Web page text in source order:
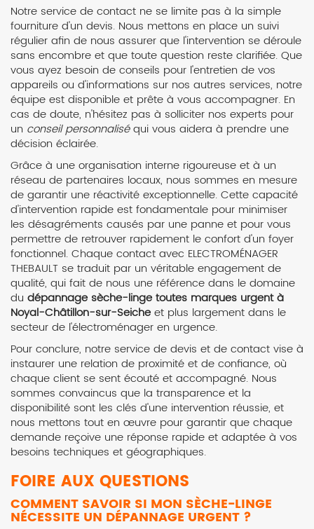
Notre service de contact ne se limite pas à la simple
fourniture d'un devis. Nous mettons en place un suivi
régulier afin de nous assurer que l'intervention se déroule
sans encombre et que toute question reste clarifiée. Que
vous ayez besoin de conseils pour l'entretien de vos
appareils ou d'informations sur nos autres services, notre
équipe est disponible et prête à vous accompagner. En
cas de doute, n'hésitez pas à solliciter nos experts pour
un conseil personnaliséqui vous aidera à prendre une
décision éclairée.
Grâce à une organisation interne rigoureuse et à un
réseau de partenaires locaux, nous sommes en mesure
de garantir une réactivité exceptionnelle. Cette capacité
d'intervention rapide est fondamentale pour minimiser
les désagréments causés par une panne et pour vous
permettre de retrouver rapidement le confort d'un foyer
fonctionnel. Chaque contact avec ELECTROMÉNAGER
THEBAULT se traduit par un véritable engagement de
qualité, qui fait de nous une référence dans le domaine
du dépannage sèche-linge toutes marques urgent à
Noyal-Châtillon-sur-Seiche et plus largement dans le
secteur de l'électroménager en urgence.
Pour conclure, notre service de devis et de contact vise à
instaurer une relation de proximité et de confiance, où
chaque client se sent écouté et accompagné. Nous
sommes convaincus que la transparence et la
disponibilité sont les clés d'une intervention réussie, et
nous mettons tout en œuvre pour garantir que chaque
demande reçoive une réponse rapide et adaptée à vos
besoins techniques et géographiques.
FOIRE AUX QUESTIONS
COMMENT SAVOIR SI MON SÈCHE-LINGE
NÉCESSITE UN DÉPANNAGE URGENT ?